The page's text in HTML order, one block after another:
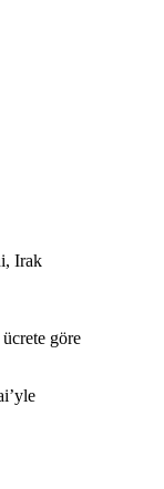
Irak
göre